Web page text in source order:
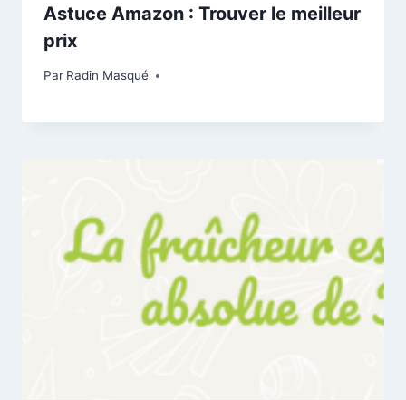
Astuce Amazon : Trouver le meilleur
prix
Par Radin Masqué